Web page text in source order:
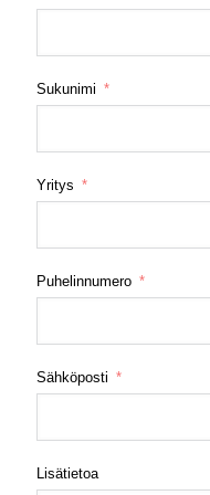
Sukunimi
Yritys
Puhelinnumero
Sähköposti
Lisätietoa